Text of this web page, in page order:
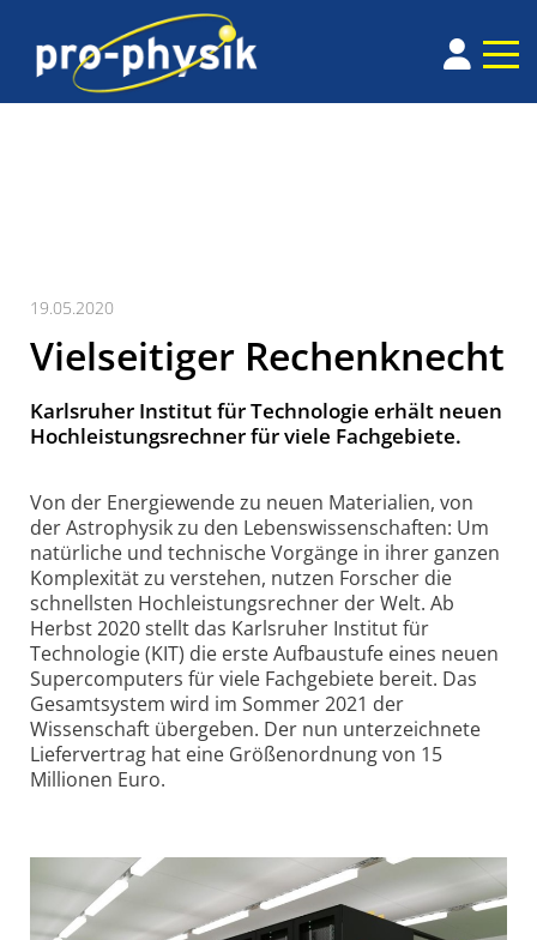
19.05.2020
Vielseitiger Rechenknecht
Karlsruher Institut für Technologie erhält neuen
Hochleistungsrechner für viele Fachgebiete.
Von der Energiewende zu neuen Materialien, von
der Astrophysik zu den Lebenswissenschaften: Um
natürliche und technische Vorgänge in ihrer ganzen
Komplexität zu verstehen, nutzen Forscher die
schnellsten Hochleistungs­rechner der Welt. Ab
Herbst 2020 stellt das Karlsruher Institut für
Technologie (KIT) die erste Aufbaustufe eines neuen
Supercomputers für viele Fachgebiete bereit. Das
Gesamtsystem wird im Sommer 2021 der
Wissenschaft übergeben. Der nun unterzeichnete
Liefervertrag hat eine Größenordnung von 15
Millionen Euro.